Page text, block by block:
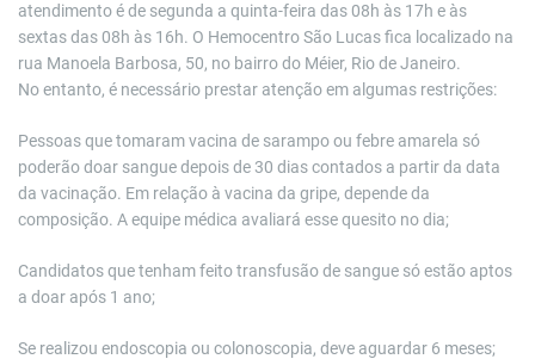
atendimento é de segunda a quinta-feira das 08h às 17h e às
sextas das 08h às 16h. O Hemocentro São Lucas fica localizado na
rua Manoela Barbosa, 50, no bairro do Méier, Rio de Janeiro.
No entanto, é necessário prestar atenção em algumas restrições:
Pessoas que tomaram vacina de sarampo ou febre amarela só
poderão doar sangue depois de 30 dias contados a partir da data
da vacinação. Em relação à vacina da gripe, depende da
composição. A equipe médica avaliará esse quesito no dia;
Candidatos que tenham feito transfusão de sangue só estão aptos
a doar após 1 ano;
Se realizou endoscopia ou colonoscopia, deve aguardar 6 meses;